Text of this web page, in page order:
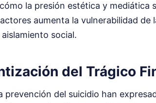
la presión estética y mediática
aumenta la vulnerabilidad de
social.
del Trágico
prevención del suicidio han